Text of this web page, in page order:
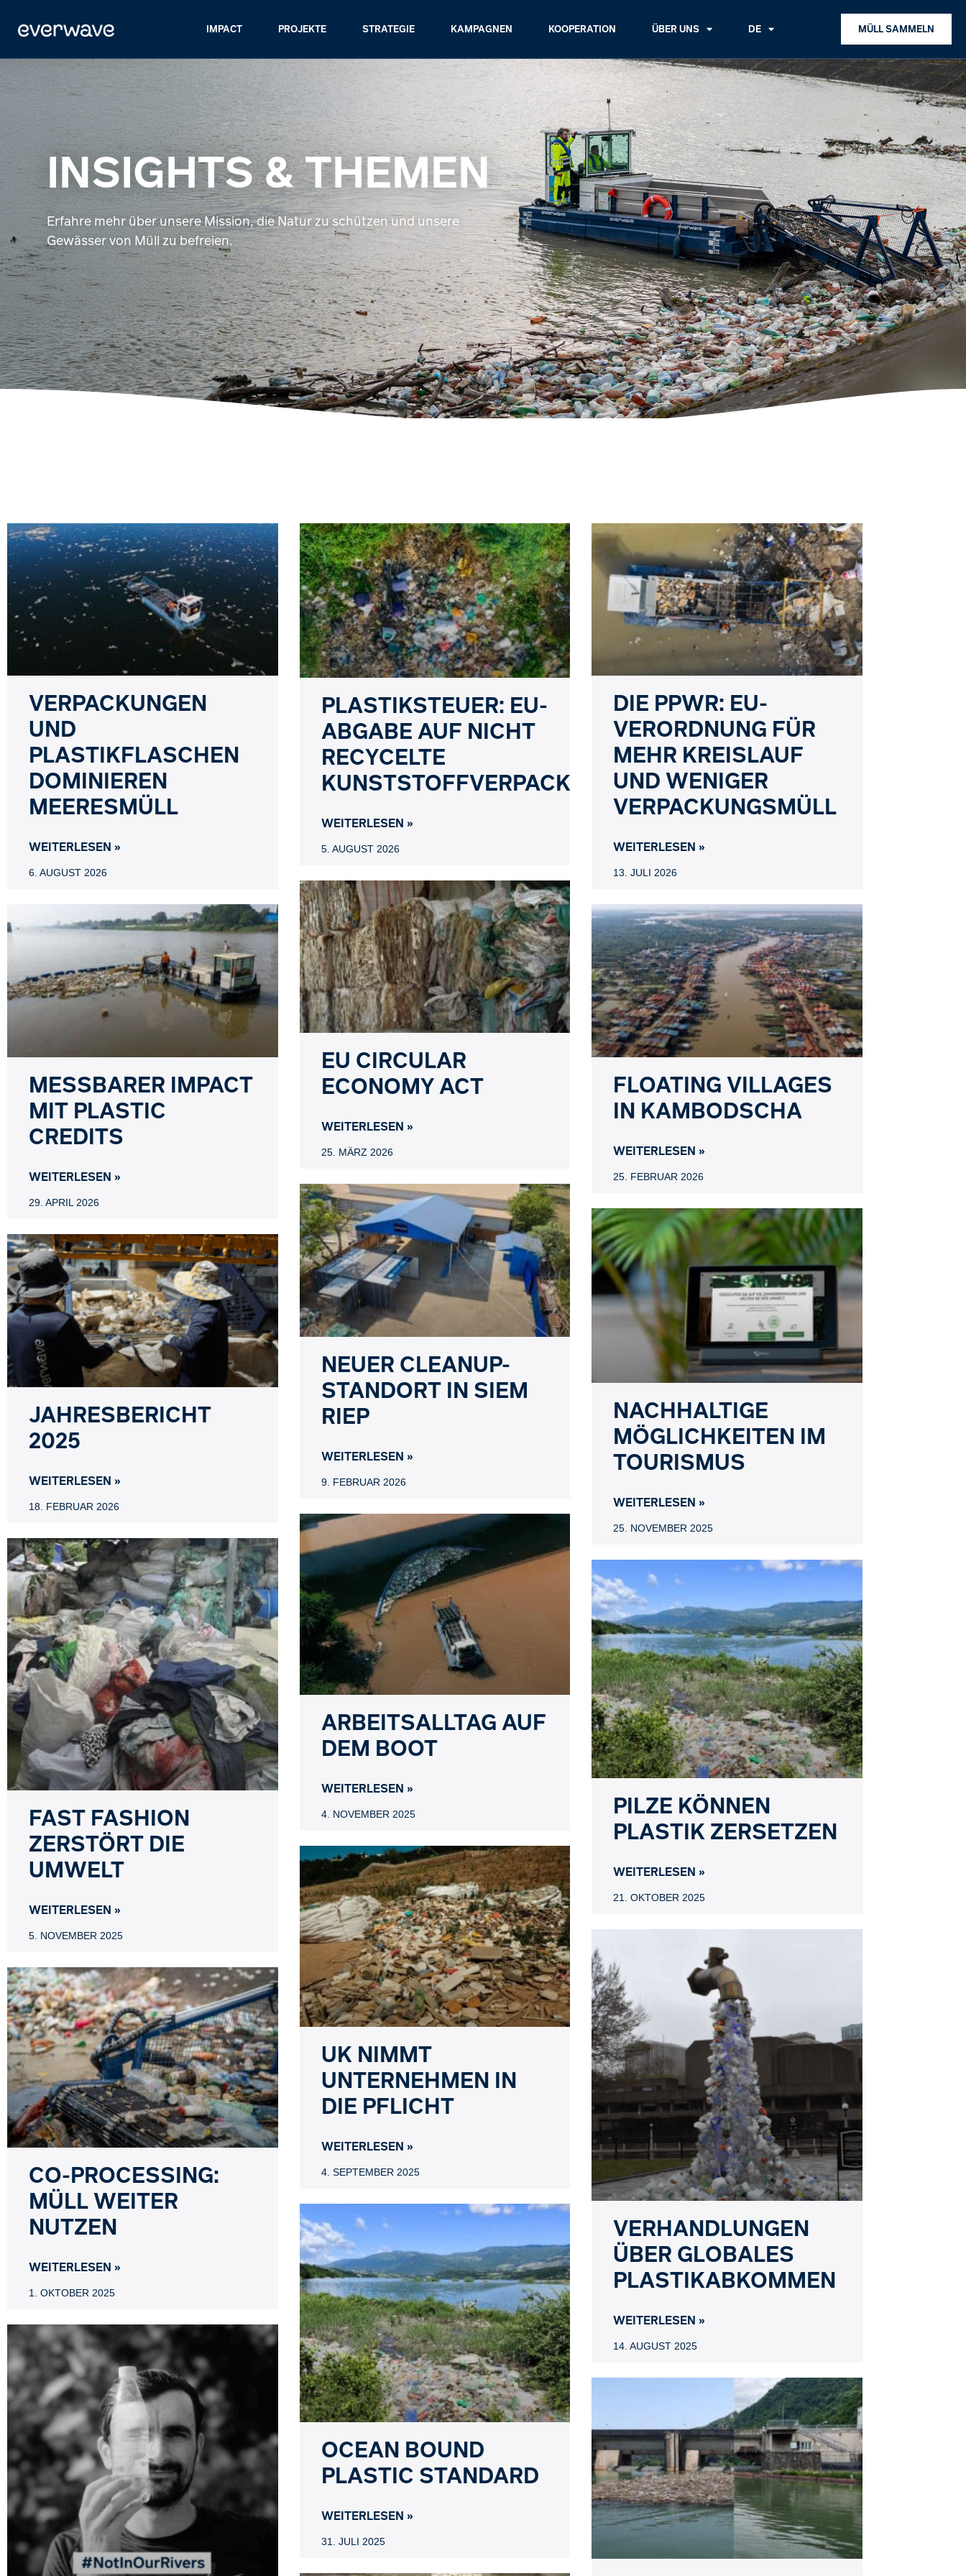
IMPACT PROJEKTE STRATEGIE KAMPAGNEN KOOPERATION ÜBER UNS DE MÜLL SAMMELN
INSIGHTS & THEMEN
Erfahre mehr über unsere Mission, die Natur zu schützen und unsere
Gewässer von Müll zu befreien.
VERPACKUNGEN
UND
PLASTIKFLASCHEN
DOMINIEREN
MEERESMÜLL
WEITERLESEN »
6. AUGUST 2026
PLASTIKSTEUER: EU-
ABGABE AUF NICHT
RECYCELTE
KUNSTSTOFFVERPACKUNGEN
WEITERLESEN »
5. AUGUST 2026
DIE PPWR: EU-
VERORDNUNG FÜR
MEHR KREISLAUF
UND WENIGER
VERPACKUNGSMÜLL
WEITERLESEN »
13. JULI 2026
MESSBARER IMPACT
MIT PLASTIC
CREDITS
WEITERLESEN »
29. APRIL 2026
EU CIRCULAR
ECONOMY ACT
WEITERLESEN »
25. MÄRZ 2026
FLOATING VILLAGES
IN KAMBODSCHA
WEITERLESEN »
25. FEBRUAR 2026
JAHRESBERICHT
2025
WEITERLESEN »
18. FEBRUAR 2026
NEUER CLEANUP-
STANDORT IN SIEM
RIEP
WEITERLESEN »
9. FEBRUAR 2026
NACHHALTIGE
MÖGLICHKEITEN IM
TOURISMUS
WEITERLESEN »
25. NOVEMBER 2025
FAST FASHION
ZERSTÖRT DIE
UMWELT
WEITERLESEN »
5. NOVEMBER 2025
ARBEITSALLTAG AUF
DEM BOOT
WEITERLESEN »
4. NOVEMBER 2025
PILZE KÖNNEN
PLASTIK ZERSETZEN
WEITERLESEN »
21. OKTOBER 2025
CO-PROCESSING:
MÜLL WEITER
NUTZEN
WEITERLESEN »
1. OKTOBER 2025
UK NIMMT
UNTERNEHMEN IN
DIE PFLICHT
WEITERLESEN »
4. SEPTEMBER 2025
VERHANDLUNGEN
ÜBER GLOBALES
PLASTIKABKOMMEN
WEITERLESEN »
14. AUGUST 2025
OCEAN BOUND
PLASTIC STANDARD
WEITERLESEN »
31. JULI 2025